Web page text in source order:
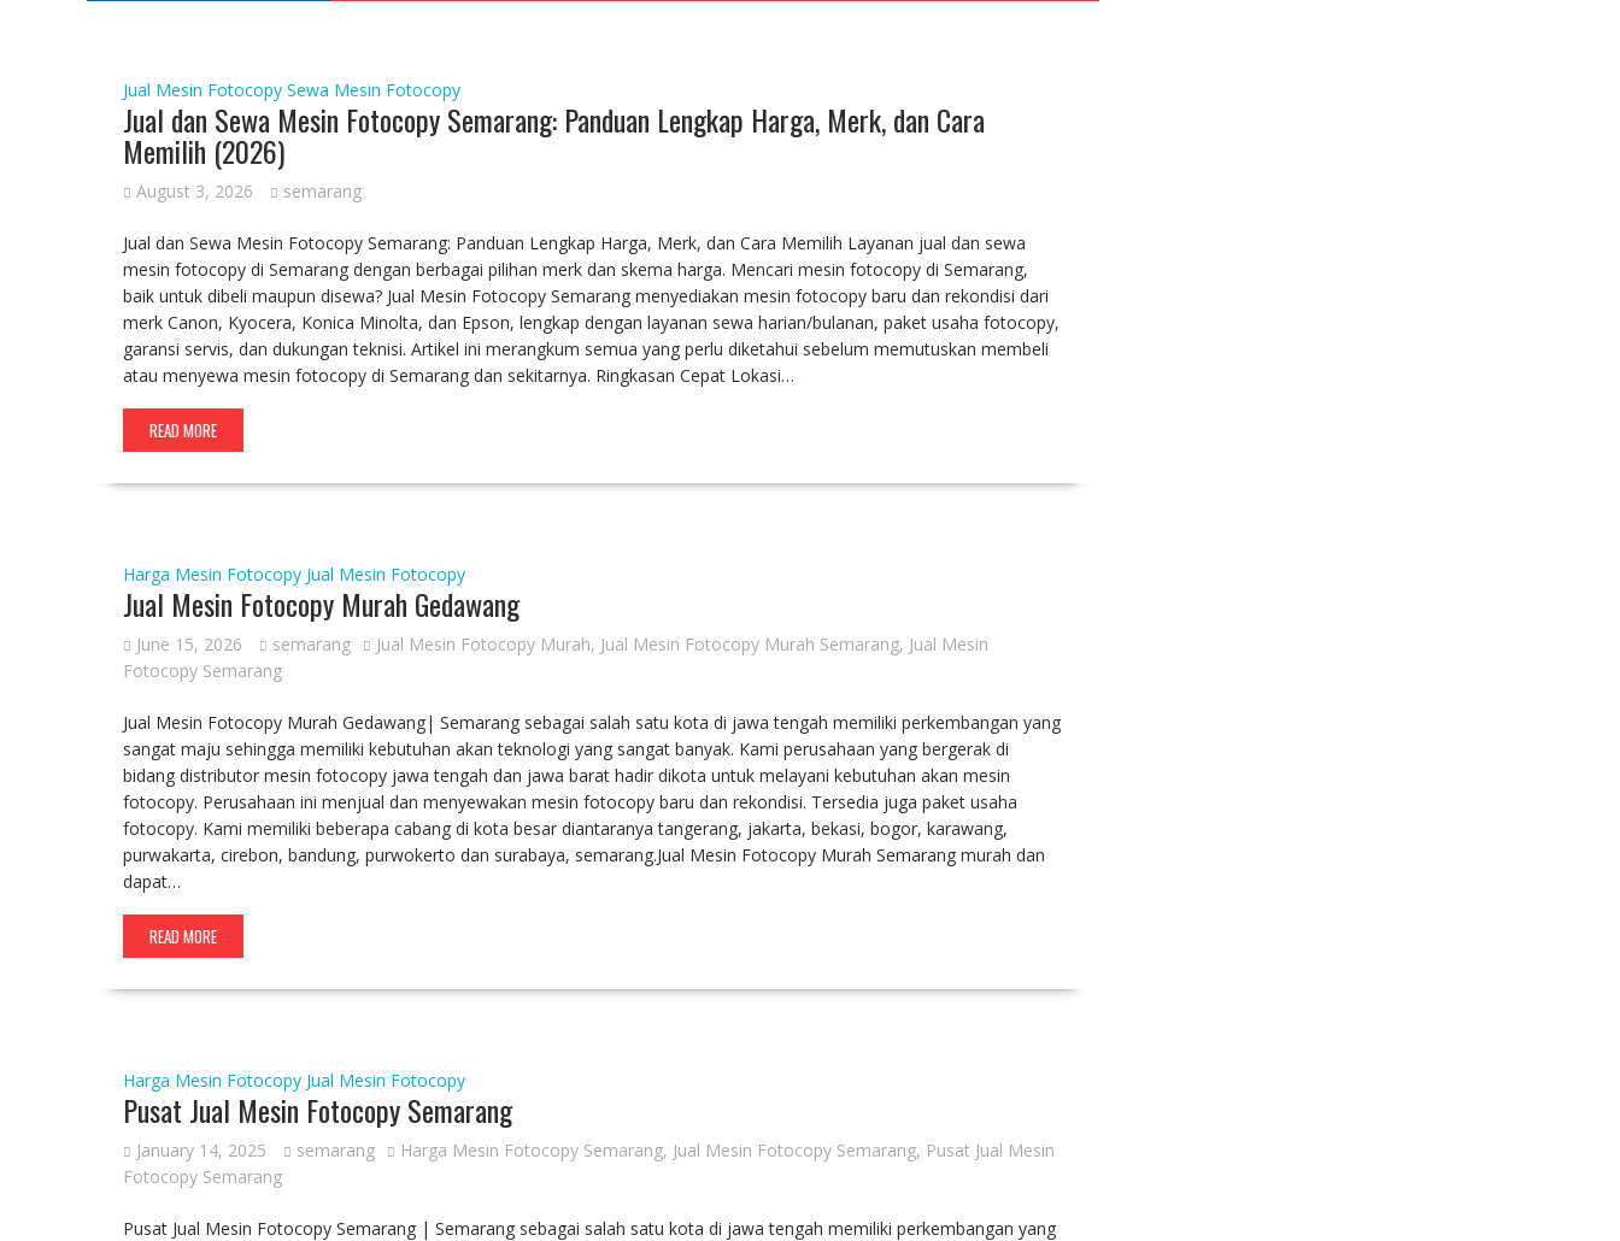
Jual Mesin Fotocopy Sewa Mesin Fotocopy
Jual dan Sewa Mesin Fotocopy Semarang: Panduan Lengkap Harga, Merk, dan Cara
Memilih (2026)
August 3, 2026 semarang
Jual dan Sewa Mesin Fotocopy Semarang: Panduan Lengkap Harga, Merk, dan Cara Memilih Layanan jual dan sewa
mesin fotocopy di Semarang dengan berbagai pilihan merk dan skema harga. Mencari mesin fotocopy di Semarang,
baik untuk dibeli maupun disewa? Jual Mesin Fotocopy Semarang menyediakan mesin fotocopy baru dan rekondisi dari
merk Canon, Kyocera, Konica Minolta, dan Epson, lengkap dengan layanan sewa harian/bulanan, paket usaha fotocopy,
garansi servis, dan dukungan teknisi. Artikel ini merangkum semua yang perlu diketahui sebelum memutuskan membeli
atau menyewa mesin fotocopy di Semarang dan sekitarnya. Ringkasan Cepat Lokasi…
READ MORE
Harga Mesin Fotocopy Jual Mesin Fotocopy
Jual Mesin Fotocopy Murah Gedawang
June 15, 2026 semarang Jual Mesin Fotocopy Murah, Jual Mesin Fotocopy Murah Semarang, Jual Mesin
Fotocopy Semarang
Jual Mesin Fotocopy Murah Gedawang| Semarang sebagai salah satu kota di jawa tengah memiliki perkembangan yang
sangat maju sehingga memiliki kebutuhan akan teknologi yang sangat banyak. Kami perusahaan yang bergerak di
bidang distributor mesin fotocopy jawa tengah dan jawa barat hadir dikota untuk melayani kebutuhan akan mesin
fotocopy. Perusahaan ini menjual dan menyewakan mesin fotocopy baru dan rekondisi. Tersedia juga paket usaha
fotocopy. Kami memiliki beberapa cabang di kota besar diantaranya tangerang, jakarta, bekasi, bogor, karawang,
purwakarta, cirebon, bandung, purwokerto dan surabaya, semarang.Jual Mesin Fotocopy Murah Semarang murah dan
dapat…
READ MORE
Harga Mesin Fotocopy Jual Mesin Fotocopy
Pusat Jual Mesin Fotocopy Semarang
January 14, 2025 semarang Harga Mesin Fotocopy Semarang, Jual Mesin Fotocopy Semarang, Pusat Jual Mesin
Fotocopy Semarang
Pusat Jual Mesin Fotocopy Semarang | Semarang sebagai salah satu kota di jawa tengah memiliki perkembangan yang